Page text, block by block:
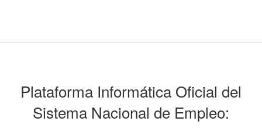
Plataforma Informática Oficial del
Sistema Nacional de Empleo: